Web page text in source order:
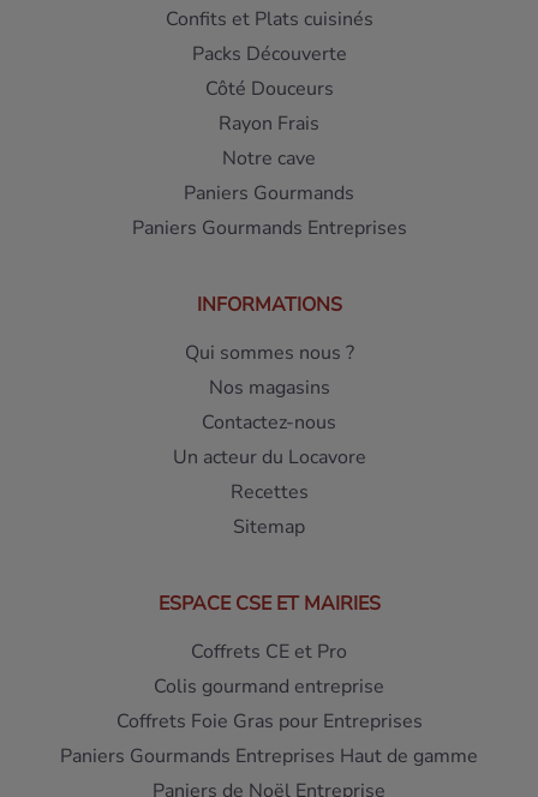
Confits et Plats cuisinés
Packs Découverte
Côté Douceurs
Rayon Frais
Notre cave
Paniers Gourmands
Paniers Gourmands Entreprises
INFORMATIONS
Qui sommes nous ?
Nos magasins
Contactez-nous
Un acteur du Locavore
Recettes
Sitemap
ESPACE CSE ET MAIRIES
Coffrets CE et Pro
Colis gourmand entreprise
Coffrets Foie Gras pour Entreprises
Paniers Gourmands Entreprises Haut de gamme
Paniers de Noël Entreprise